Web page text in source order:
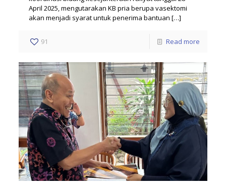
April 2025, mengutarakan KB pria berupa vasektomi
akan menjadi syarat untuk penerima bantuan […]
91 Read more